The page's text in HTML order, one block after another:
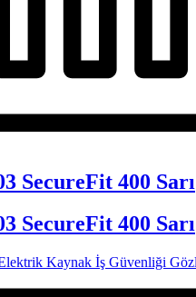
SecureFit 400 Sarı
SecureFit 400 Sarı